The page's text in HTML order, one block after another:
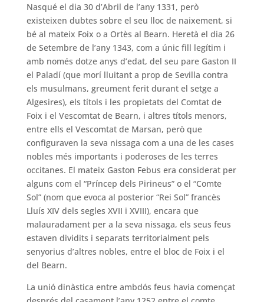
Nasqué el dia 30 d’Abril de l’any 1331, però
existeixen dubtes sobre el seu lloc de naixement, si
bé al mateix Foix o a Ortès al Bearn. Heretà el dia 26
de Setembre de l’any 1343, com a únic fill legítim i
amb només dotze anys d’edat, del seu pare Gaston II
el Paladí (que morí lluitant a prop de Sevilla contra
els musulmans, greument ferit durant el setge a
Algesires), els títols i les propietats del Comtat de
Foix i el Vescomtat de Bearn, i altres títols menors,
entre ells el Vescomtat de Marsan, però que
configuraven la seva nissaga com a una de les cases
nobles més importants i poderoses de les terres
occitanes. El mateix Gaston Febus era considerat per
alguns com el “Príncep dels Pirineus” o el “Comte
Sol” (nom que evoca al posterior “Rei Sol” francès
Lluís XIV dels segles XVII i XVIII), encara que
malauradament per a la seva nissaga, els seus feus
estaven dividits i separats territorialment pels
senyorius d’altres nobles, entre el bloc de Foix i el
del Bearn.
La unió dinàstica entre ambdós feus havia començat